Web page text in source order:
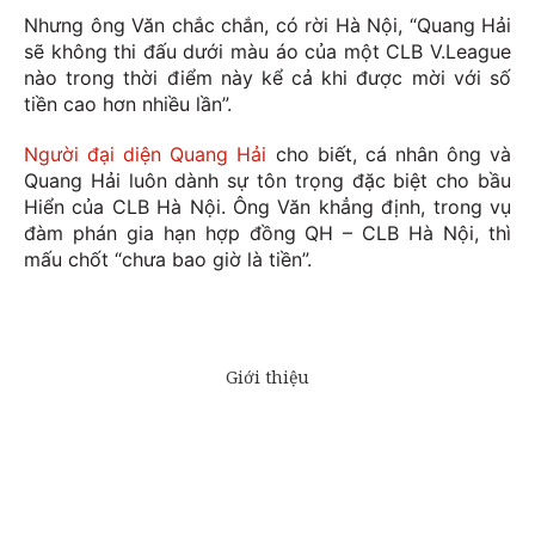
Nhưng ông Văn chắc chắn, có rời Hà Nội, “Quang Hải
sẽ không thi đấu dưới màu áo của một CLB V.League
nào trong thời điểm này kể cả khi được mời với số
tiền cao hơn nhiều lần”.
Người đại diện Quang Hải cho biết, cá nhân ông và
Quang Hải luôn dành sự tôn trọng đặc biệt cho bầu
Hiển của CLB Hà Nội. Ông Văn khẳng định, trong vụ
đàm phán gia hạn hợp đồng QH – CLB Hà Nội, thì
mấu chốt “chưa bao giờ là tiền”.